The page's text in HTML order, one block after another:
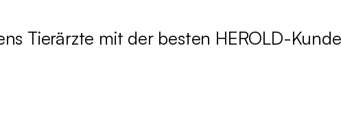
Tierärzte mit der besten HEROLD-